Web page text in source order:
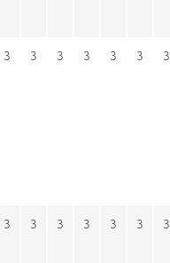
3 3 3 3 3 3 3
3 3 3 3 3 3 3